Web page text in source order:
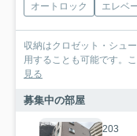
オートロック エレベ
収納はクロゼット・シュ
用することも可能です。
見る
募集中の部屋
203